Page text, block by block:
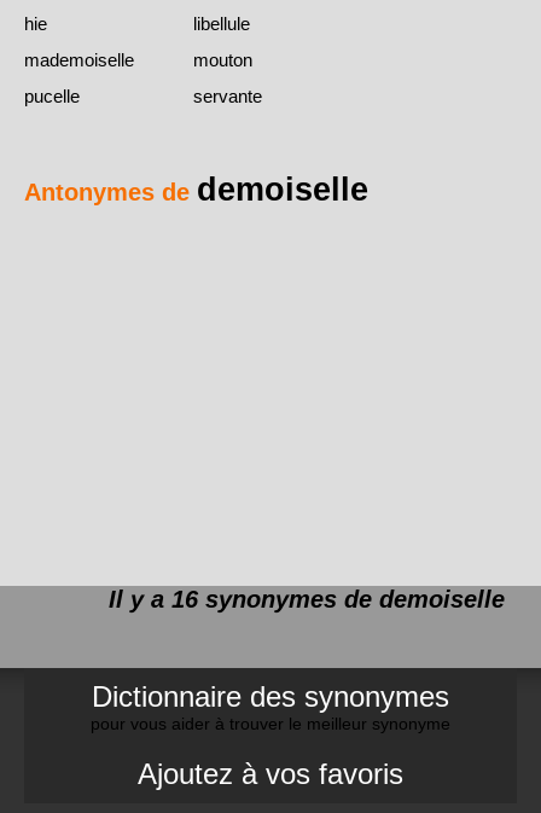
hie
libellule
mademoiselle
mouton
pucelle
servante
Antonymes de demoiselle
Il y a 16 synonymes de demoiselle
Dictionnaire des synonymes
pour vous aider à trouver le meilleur synonyme
Ajoutez à vos favoris